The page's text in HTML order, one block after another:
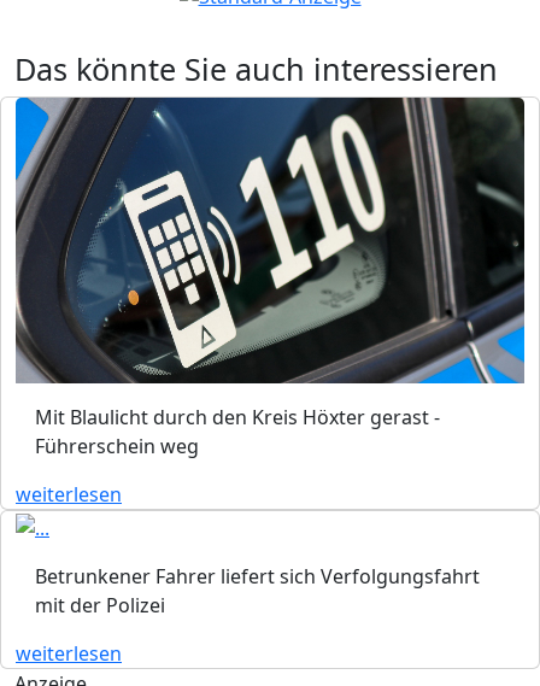
Das könnte Sie auch interessieren
Mit Blaulicht durch den Kreis Höxter gerast -
Führerschein weg
weiterlesen
Betrunkener Fahrer liefert sich Verfolgungsfahrt
mit der Polizei
weiterlesen